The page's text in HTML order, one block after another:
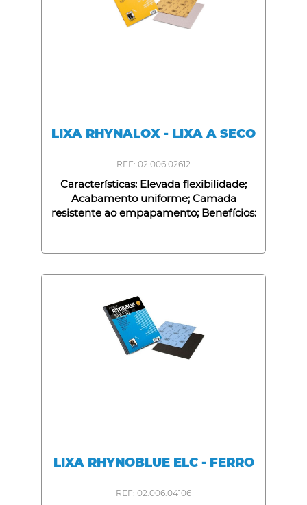
LIXA RHYNALOX - LIXA A SECO
REF: 02.006.02612
Características: Elevada flexibilidade;
Acabamento uniforme; Camada
resistente ao empapamento; Benefícios:
Longa duração;
LIXA RHYNOBLUE ELC - FERRO
REF: 02.006.04106